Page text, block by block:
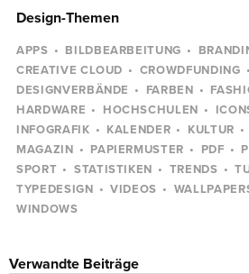
Design-Themen
APPS BILDBEARBEITUNG
CREATIVE CLOUD
CROWDFUNDING
DESIGNVERBÄNDE
FARBEN
HARDWARE
HOCHSCHULEN
INFOGRAFIK
KALENDER KULTUR
MAGAZIN
PAPIERMUSTER PDF
SPORT
STATISTIKEN TRENDS
TYPEDESIGN
VIDEOS
WINDOWS
Verwandte Beiträge